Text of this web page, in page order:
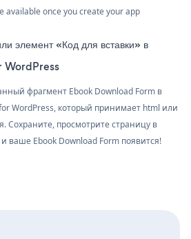
available once you create your app
элемент «Код для вставки» в
WordPress
фрагмент Ebook Download Form в
WordPress, который принимает html или
Сохраните, просмотрите страницу в
ваше Ebook Download Form появится!